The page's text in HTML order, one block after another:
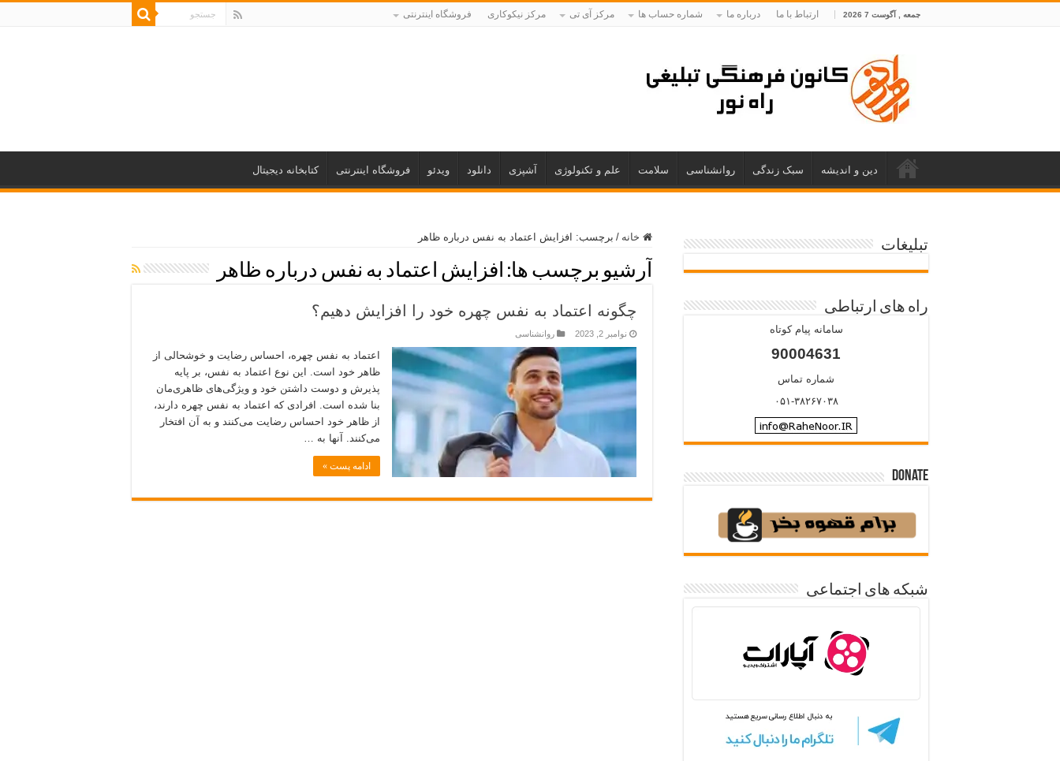
جمعه , آگوست 7 2026 ارتباط با ما درباره ما شماره حساب ها مرکز آی تی مرکز نیکوکاری فروشگاه اینترنتی
دین و اندیشه سبک زندگی روانشناسی سلامت علم و تکنولوژی آشپزی دانلود ویدئو فروشگاه اینترنتی کتابخانه دیجیتال
خانه / برچسب: افزایش اعتماد به نفس درباره ظاهر
آرشیو برچسب ها: افزایش اعتماد به نفس درباره ظاهر
چگونه اعتماد به نفس چهره خود را افزایش دهیم؟
نوامبر 2, 2023 روانشناسی
اعتماد به نفس چهره، احساس رضایت و خوشحالی از
ظاهر خود است. این نوع اعتماد به نفس، بر پایه
پذیرش و دوست داشتن خود و ویژگی‌های ظاهری‌مان
بنا شده است. افرادی که اعتماد به نفس چهره دارند،
از ظاهر خود احساس رضایت می‌کنند و به آن افتخار
می‌کنند. آنها به …
ادامه پست »
تبلیغات
راه های ارتباطی
سامانه پیام کوتاه
90004631
شماره تماس
۰۵۱-۳۸۲۶۷۰۳۸
Donate
شبکه های اجتماعی